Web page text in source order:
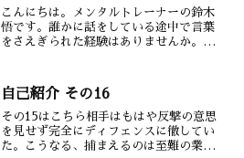
こんにちは。メンタルトレーナーの鈴木
悟です。誰かに話をしている途中で言葉
をさえぎられた経験はありませんか。最
す。反対に最後まで静かに耳を傾けても
らえたときそれだけで心が...
自己紹介 その16
その15はこちら相手はもはや反撃の意思
を見せず完全にディフェンスに徹してい
た。こうなる、捕まえるのは至難の業